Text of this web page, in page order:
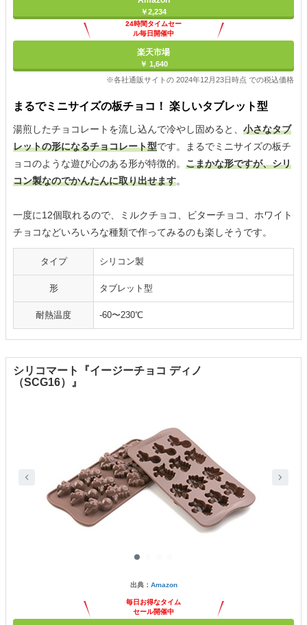
￥2,234
24時間タイムセー
ル毎日開催中
楽天市場
￥ 1,640
※各社通販サイトの 2024年12月23日時点 での税込価格
まるでミニサイズの板チョコ！ 楽しいタブレット型
湯煎したチョコレートを流し込んで冷やし固めると、 小さなタブ
レットの形になるチョコレート型です。まるでミニサイズの板チ
ョコのような遊び心のある形が特徴的。 こまかな形ですが、シリ
コン製なのでかんたんに取り出せます。
一度に12個取れるので、ミルクチョコ、ビターチョコ、ホワイト
チョコなどいろいろな種類で作ってみるのも楽しそうです。
タイプ シリコン製
形 タブレット型
耐熱温度 -60〜230℃
シリコマート『イージーチョコ ディノ
（SCG16）』
出典： Amazon
毎日お得なタイム
セール開催中